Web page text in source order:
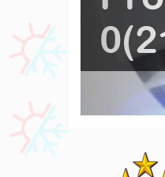
Baymak Klima Servisi